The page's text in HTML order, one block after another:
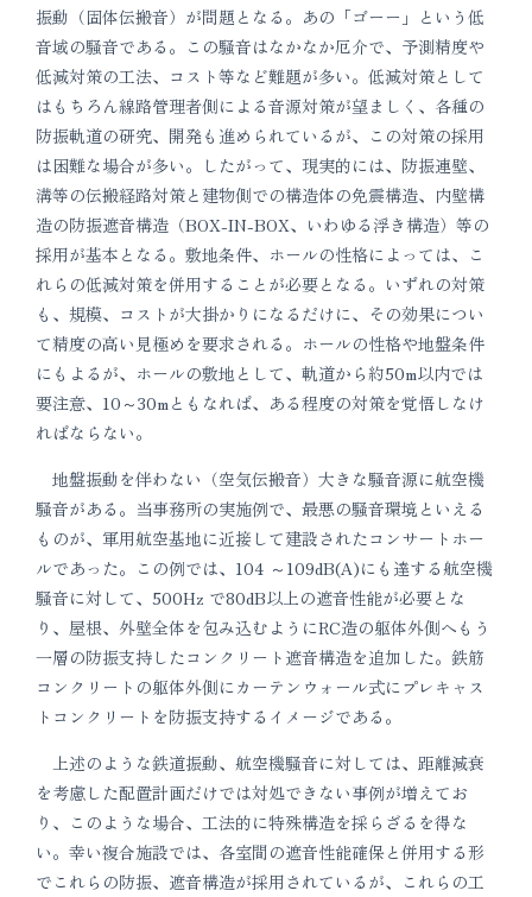
振動（固体伝搬音）が問題となる。あの「ゴーー」という低
音域の騒音である。この騒音はなかなか厄介で、予測精度や
低減対策の工法、コスト等など難題が多い。低減対策として
はもちろん線路管理者側による音源対策が望ましく、各種の
防振軌道の研究、開発も進められているが、この対策の採用
は困難な場合が多い。したがって、現実的には、防振連壁、
溝等の伝搬経路対策と建物側での構造体の免震構造、内壁構
造の防振遮音構造（BOX-IN-BOX、いわゆる浮き構造）等の
採用が基本となる。敷地条件、ホールの性格によっては、こ
れらの低減対策を併用することが必要となる。いずれの対策
も、規模、コストが大掛かりになるだけに、その効果につい
て精度の高い見極めを要求される。ホールの性格や地盤条件
にもよるが、ホールの敷地として、軌道から約50m以内では
要注意、10～30mともなれば、ある程度の対策を覚悟しなけ
ればならない。
地盤振動を伴わない（空気伝搬音）大きな騒音源に航空機
騒音がある。当事務所の実施例で、最悪の騒音環境といえる
ものが、軍用航空基地に近接して建設されたコンサートホー
ルであった。この例では、104 ～109dB(A)にも達する航空機
騒音に対して、500Hz で80dB以上の遮音性能が必要とな
り、屋根、外壁全体を包み込むようにRC造の躯体外側へもう
一層の防振支持したコンクリート遮音構造を追加した。鉄筋
コンクリートの躯体外側にカーテンウォール式にプレキャス
トコンクリートを防振支持するイメージである。
上述のような鉄道振動、航空機騒音に対しては、距離減衰
を考慮した配置計画だけでは対処できない事例が増えてお
り、このような場合、工法的に特殊構造を採らざるを得な
い。幸い複合施設では、各室間の遮音性能確保と併用する形
でこれらの防振、遮音構造が採用されているが、これらの工